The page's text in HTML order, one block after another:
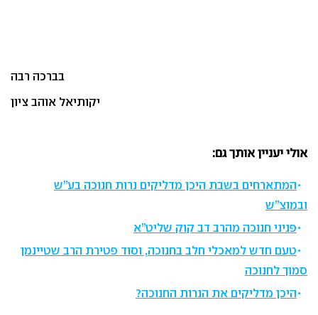
בברכה רבה
יקותיאל אוהב ציון
אולי יעניין אותך גם:
המתארחים בשבת היכן מדליקים נרות חנוכה בע”ש
ובמוצ”ש
פניני חנוכה מהרב דב קוק שליט”א
טעם חדש למאכלי חלב בחנוכה, וסוד פטירת הרב שטיינמן
סמוך לחנוכה
היכן מדליקים את הנרות החנוכה?